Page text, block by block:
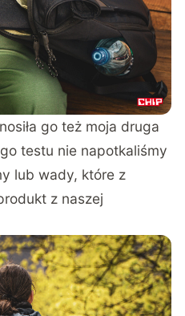
go też moja druga
testu nie napotkaliśmy
lub wady, które z
z naszej